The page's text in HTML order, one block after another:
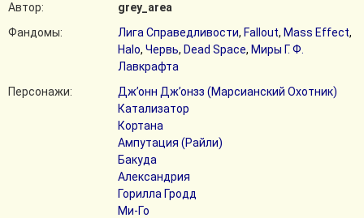
Автор:
grey_area
Фандомы:
Лига Справедливости, Fallout, Mass Effect,
Halo, Червь, Dead Space, Миры Г. Ф.
Лавкрафта
Персонажи:
Дж’онн Дж’онзз (Марсианский Охотник)
Катализатор
Кортана
Ампутация (Райли)
Бакуда
Александрия
Горилла Гродд
Ми-Го